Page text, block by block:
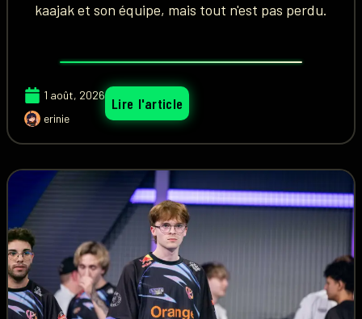
kaajak et son équipe, mais tout n'est pas perdu.
1 août, 2026
erinie
Lire l'article